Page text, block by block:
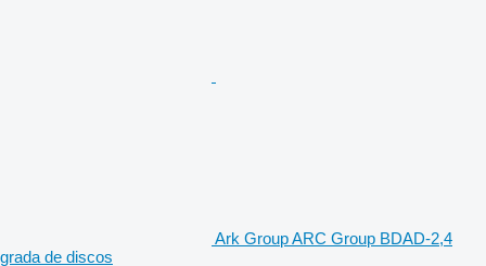
Ark Group ARC Group BDAD-2,4
grada de discos